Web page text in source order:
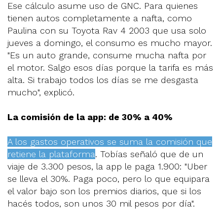
Ese cálculo asume uso de GNC. Para quienes
tienen autos completamente a nafta, como
Paulina con su Toyota Rav 4 2003 que usa solo
jueves a domingo, el consumo es mucho mayor.
"Es un auto grande, consume mucha nafta por
el motor. Salgo esos días porque la tarifa es más
alta. Si trabajo todos los días se me desgasta
mucho", explicó.
La comisión de la app: de 30% a 40%
A los gastos operativos se suma la comisión que
retiene la plataforma. Tobías señaló que de un
viaje de 3.300 pesos, la app le paga 1.900: "Uber
se lleva el 30%. Paga poco, pero lo que equipara
el valor bajo son los premios diarios, que si los
hacés todos, son unos 30 mil pesos por día".